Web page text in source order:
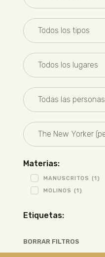
Materias:
MANUSCRITOS (1)
MOLINOS (1)
Etiquetas:
BORRAR FILTROS